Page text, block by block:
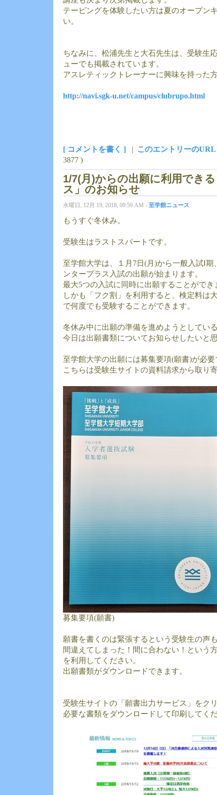
テーピングを体験したい方は夏のオープン
い。
ちなみに、松浦先生と大石先生は、受験生
ューでも掲載されています。
アスレティックトレーナーに興味を持った
http://navi.sgk-u.net/campus/clubrupo.html
[ コメントを書く ] | このエントリーのURL
3877 )
1/7(月)からの出願に利用でき
ス」のお知らせ
水曜日, 12月 19, 2018, 09:59 AM - 至学館ニュース
もうすぐ冬休み。
受験生はラストスパートです。
至学館大学は、１月7日(月)から一般入試Ⅰ
ンタープラス入試の出願が始まります。
最大5つの入試に同時に出願することができ
しかも「フク割」を利用すると、検定料は
で何度でも受験することができます。
冬休み中に出願の準備を進めようとしてい
今日は出願書類についてお知らせしたいと
至学館大学の出願には募集要項(願書)が必
こちらは受験生サイトの資料請求から取り
募集要項(願書)
願書を書くのは緊張するという受験生の声
間違えてしまった！間に合わない！という
を利用してください。
出願書類がダウンロードできます。
受験生サイトの「願書出力サービス」をク
必要な書類をダウンロードして印刷してく